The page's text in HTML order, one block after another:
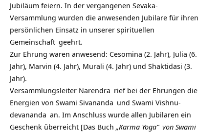
Jubiläum feiern. In der vergangenen Sevaka-
Versammlung wurden die anwesenden Jubilare für ihren
persönlichen Einsatz in unserer spirituellen
Gemeinschaft geehrt.
Zur Ehrung waren anwesend: Cesomina (2. Jahr), Julia (6.
Jahr), Marvin (4. Jahr), Murali (4. Jahr) und Shaktidasi (3.
Jahr).
Versammlungsleiter Narendra rief bei der Ehrungen die
Energien von Swami Sivananda und Swami Vishnu-
devananda an. Im Anschluss wurde allen Jubilaren ein
Geschenk überreicht [Das Buch „Karma Yoga“ von Swami